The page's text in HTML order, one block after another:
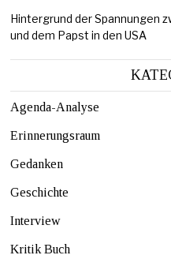
Hintergrund der Spannungen
und dem Papst in den USA
Agenda-Analyse
Erinnerungsraum
Gedanken
Geschichte
Interview
Kritik Buch